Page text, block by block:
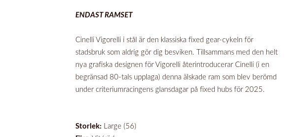
ENDAST RAMSET
Cinelli Vigorelli i stål är den klassiska fixed gear-cykeln för
stadsbruk som aldrig gör dig besviken. Tillsammans med den helt
nya grafiska designen för Vigorelli återintroducerar Cinelli (i en
begränsad 80-tals upplaga) denna älskade ram som blev berömd
under criteriumracingens glansdagar på fixed hubs för 2025.
Storlek: Large (56)